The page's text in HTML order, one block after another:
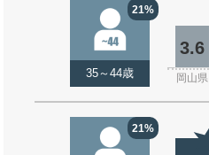
21%
35～44歳
3.6
岡山県
21%